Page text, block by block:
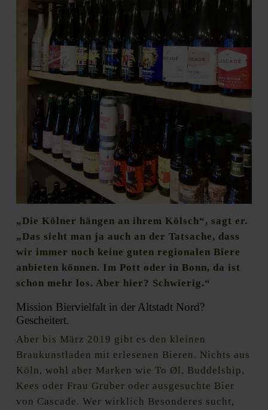
„Die Kölner hängen an ihrem Kölsch“, sagt er.
„Das sieht man ja auch an der Tatsache, dass
wir immer noch keine guten regionalen Biere
anbieten können. Im Pott oder in Bonn, da ist
schon mehr los. Aber hier? Schwierig.“
Mission Biervielfalt in der Altstadt Nord?
Gescheitert.
Aber bis März 2019 gibt es den kleinen
Braukunstladen mit erlesenen Bieren. Nichts aus
Köln, wohl aber Marken wie To Øl, Buddelship,
Kees oder Frau Gruber oder ausgesuchte Bier
von Cascade. Wer wirklich Besonderes sucht,